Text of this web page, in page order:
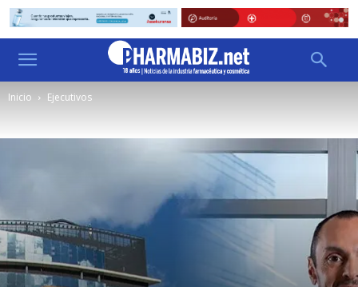
Inicio Ejecutivos